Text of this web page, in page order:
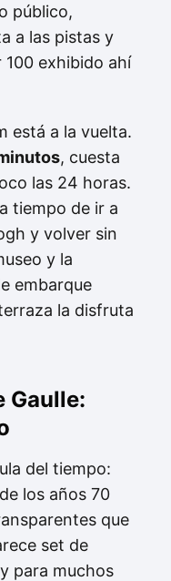
público,
a las pistas y
100 exhibido ahí
está a la vuelta.
, cuesta
las 24 horas.
tiempo de ir a
y volver sin
y la
embarque
la disfruta
Gaulle:
del tiempo:
los años 70
que
set de
para muchos